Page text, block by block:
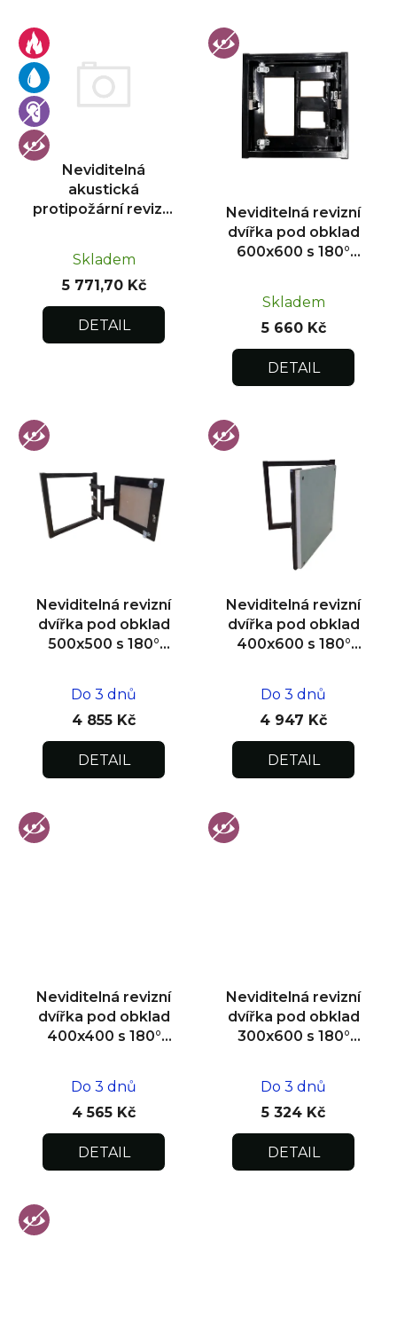
ý
p
s
p
Neviditelná
akustická
protipožární revizní
Skladem
5 771,70 Kč
DETAIL
Neviditelná revizní
dvířka pod obklad
600x600 s 180°
Skladem
5 660 Kč
DETAIL
Neviditelná revizní
dvířka pod obklad
500x500 s 180°
Do 3 dnů
4 855 Kč
DETAIL
Neviditelná revizní
dvířka pod obklad
400x600 s 180°
Do 3 dnů
4 947 Kč
DETAIL
Neviditelná revizní
dvířka pod obklad
400x400 s 180°
Do 3 dnů
4 565 Kč
DETAIL
Neviditelná revizní
dvířka pod obklad
300x600 s 180°
Do 3 dnů
5 324 Kč
DETAIL